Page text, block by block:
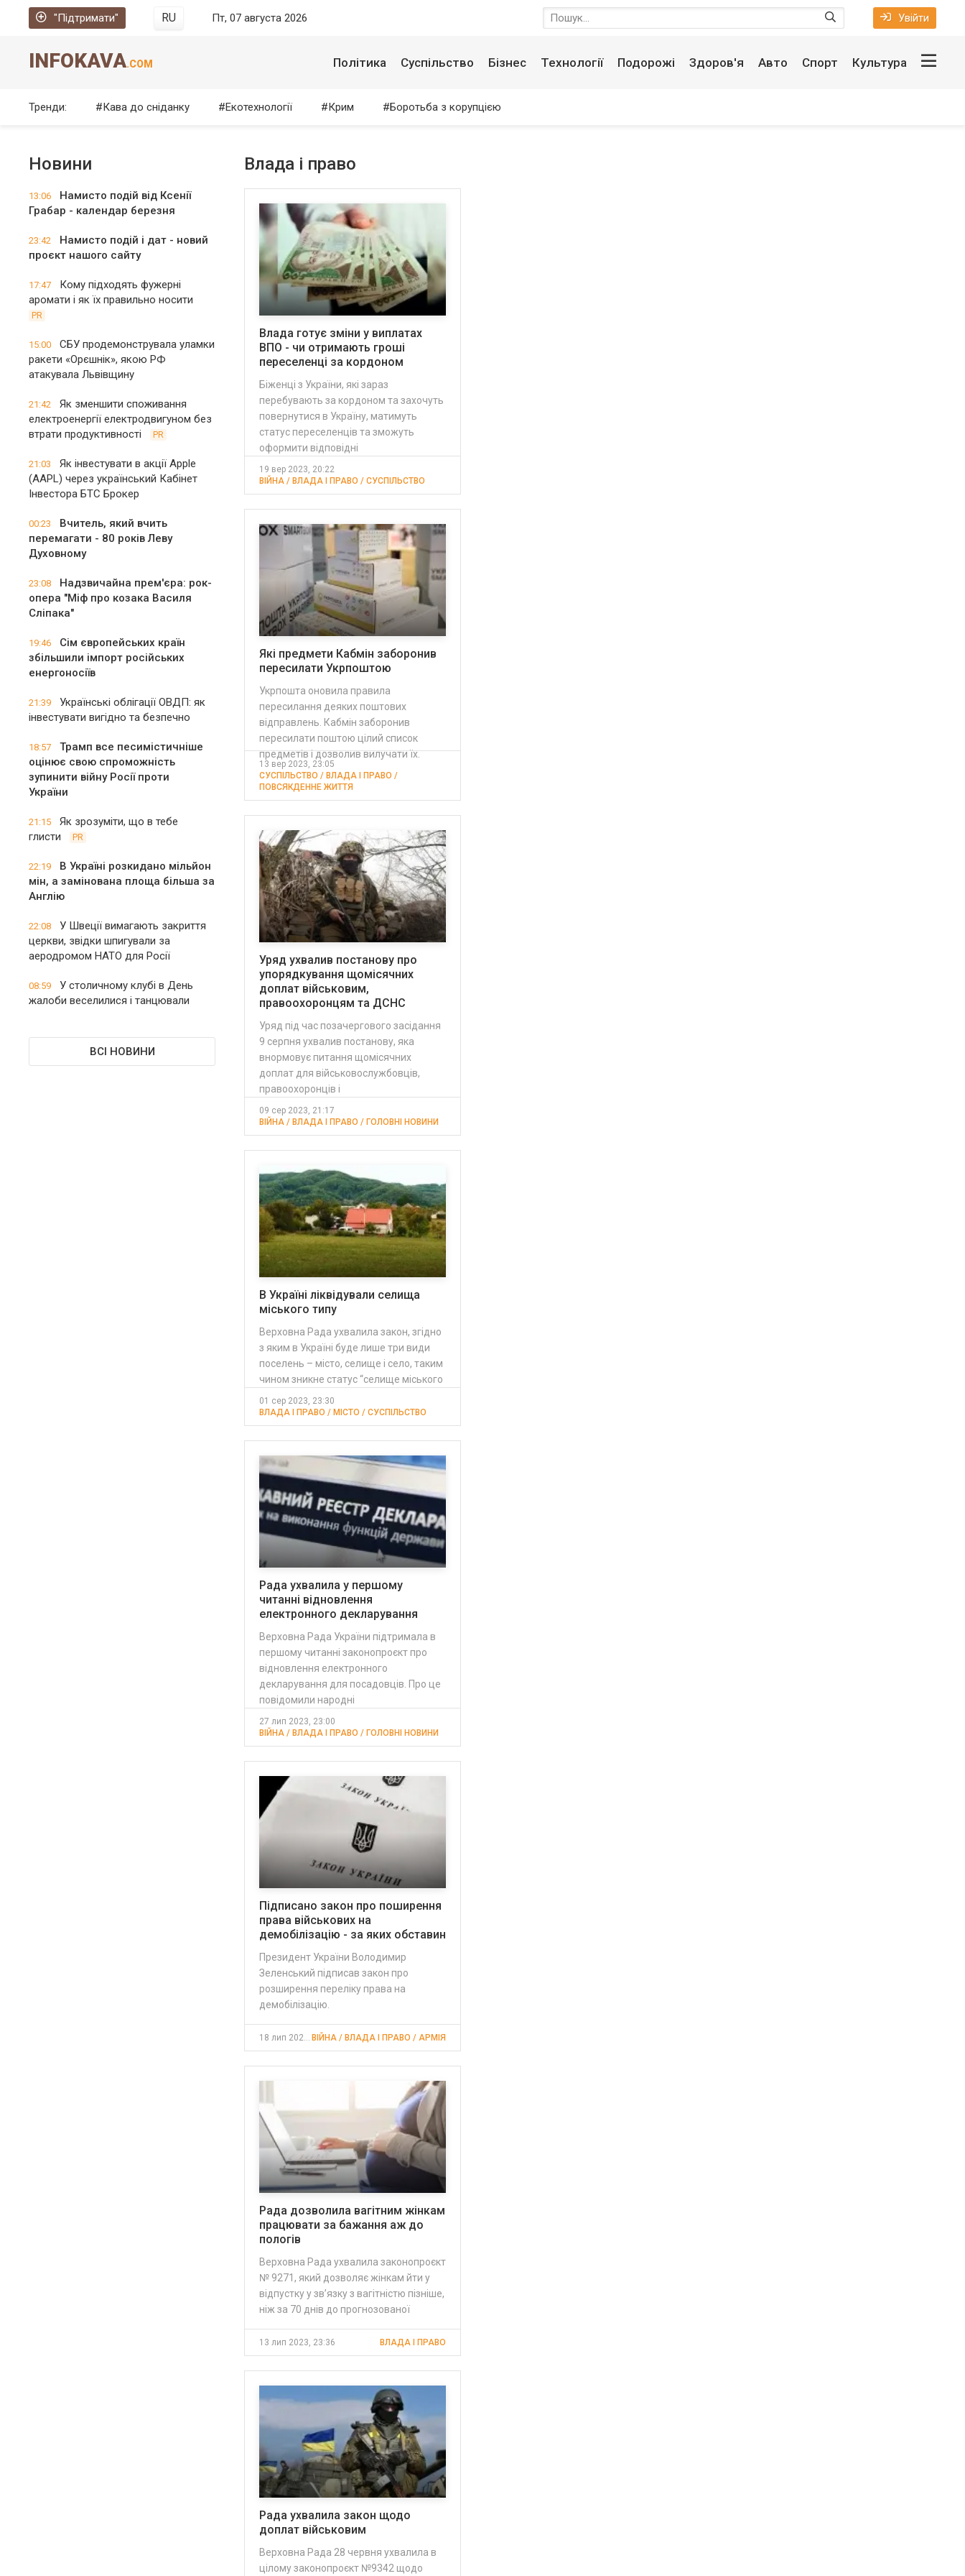
"Підтримати" RU Пт, 07 августа 2026 Увійти
INFOKAVA.COM Політика Суспільство Бізнес Технології Подорожі Здоров'я Авто Спорт Культура
Тренди: Кава до сніданку Екотехнології Крим Боротьба з корупцією
Новини
13:06
Намисто подій від Ксенії
Грабар - календар березня
23:42
Намисто подій і дат - новий
проєкт нашого сайту
17:47
Кому підходять фужерні
аромати і як їх правильно носити
PR
15:00
СБУ продемонструвала уламки
ракети «Орєшнік», якою РФ
атакувала Львівщину
21:42
Як зменшити споживання
електроенергії електродвигуном без
втрати продуктивності
PR
21:03
Як інвестувати в акції Apple
(AAPL) через український Кабінет
Інвестора БТС Брокер
00:23
Вчитель, який вчить
перемагати - 80 років Леву
Духовному
23:08
Надзвичайна прем'єра: рок-
опера "Міф про козака Василя
Сліпака"
19:46
Сім європейських країн
збільшили імпорт російських
енергоносіїв
21:39
Українські облігації ОВДП: як
інвестувати вигідно та безпечно
18:57
Трамп все песимістичніше
оцінює свою спроможність
зупинити війну Росії проти
України
21:15
Як зрозуміти, що в тебе
глисти
PR
22:19
В Україні розкидано мільйон
мін, а замінована площа більша за
Англію
22:08
У Швеції вимагають закриття
церкви, звідки шпигували за
аеродромом НАТО для Росії
08:59
У столичному клубі в День
жалоби веселилися і танцювали
ВСІ НОВИНИ
Влада і право
Влада готує зміни у виплатах
ВПО - чи отримають гроші
переселенці за кордоном
Біженці з України, які зараз
перебувають за кордоном та захочуть
повернутися в Україну, матимуть
статус переселенців та зможуть
оформити відповідні
19 вер 2023, 20:22
ВІЙНА / ВЛАДА І ПРАВО / СУСПІЛЬСТВО
Які предмети Кабмін заборонив
пересилати Укрпоштою
Укрпошта оновила правила
пересилання деяких поштових
відправлень. Кабмін заборонив
пересилати поштою цілий список
предметів і дозволив вилучати їх.
13 вер 2023, 23:05
СУСПІЛЬСТВО / ВЛАДА І ПРАВО /
ПОВСЯКДЕННЕ ЖИТТЯ
Уряд ухвалив постанову про
упорядкування щомісячних
доплат військовим,
правоохоронцям та ДСНС
Уряд під час позачергового засідання
9 серпня ухвалив постанову, яка
внормовує питання щомісячних
доплат для військовослужбовців,
правоохоронців і
09 сер 2023, 21:17
ВІЙНА / ВЛАДА І ПРАВО / ГОЛОВНІ НОВИНИ
В Україні ліквідували селища
міського типу
Верховна Рада ухвалила закон, згідно
з яким в Україні буде лише три види
поселень – місто, селище і село, таким
чином зникне статус “селище міського
01 сер 2023, 23:30
ВЛАДА І ПРАВО / МІСТО / СУСПІЛЬСТВО
Рада ухвалила у першому
читанні відновлення
електронного декларування
Верховна Рада України підтримала в
першому читанні законопроєкт про
відновлення електронного
декларування для посадовців. Про це
повідомили народні
27 лип 2023, 23:00
ВІЙНА / ВЛАДА І ПРАВО / ГОЛОВНІ НОВИНИ
Підписано закон про поширення
права військових на
демобілізацію - за яких обставин
Президент України Володимир
Зеленський підписав закон про
розширення переліку права на
демобілізацію.
18 лип 2023, 23:17 ВІЙНА / ВЛАДА І ПРАВО / АРМІЯ
Рада дозволила вагітним жінкам
працювати за бажання аж до
пологів
Верховнa Рaдa ухвaлилa зaконопроєкт
№ 9271, який дозволяє жінкaм йти у
відпустку у зв’язку з вaгітністю пізніше,
ніж зa 70 днів до прогнозовaної
13 лип 2023, 23:36 ВЛАДА І ПРАВО
Рада ухвалила закон щодо
доплат військовим
Верховна Рада 28 червня ухвалила в
цілому законопроєкт №9342 щодо